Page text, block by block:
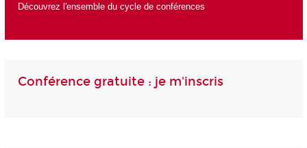
Découvrez l'ensemble du cycle de conférences
Conférence gratuite : je m'inscris